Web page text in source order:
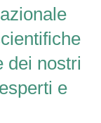
dei nostri
e